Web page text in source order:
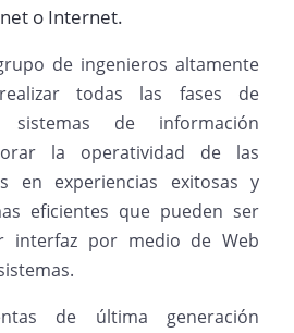
o Internet.
de ingenieros altamente
todas las fases de
sistemas de información
la operatividad de las
en experiencias exitosas y
eficientes que pueden ser
interfaz por medio de Web
de última generación